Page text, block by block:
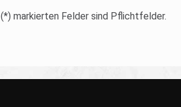
markierten Felder sind Pflichtfelder.